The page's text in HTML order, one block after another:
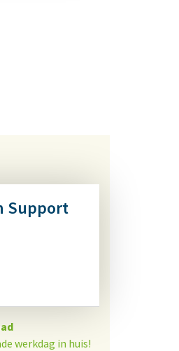
Support
werkdag in huis!